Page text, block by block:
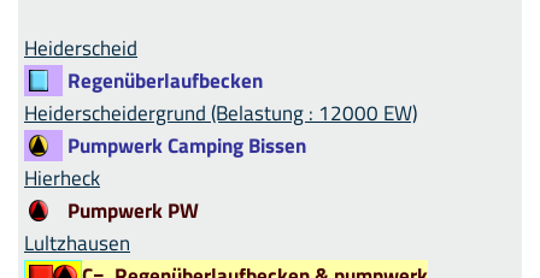
Heiderscheid
Regenüberlaufbecken
Heiderscheidergrund (Belastung : 12000 EW)
Pumpwerk Camping Bissen
Hierheck
Pumpwerk PW
Lultzhausen